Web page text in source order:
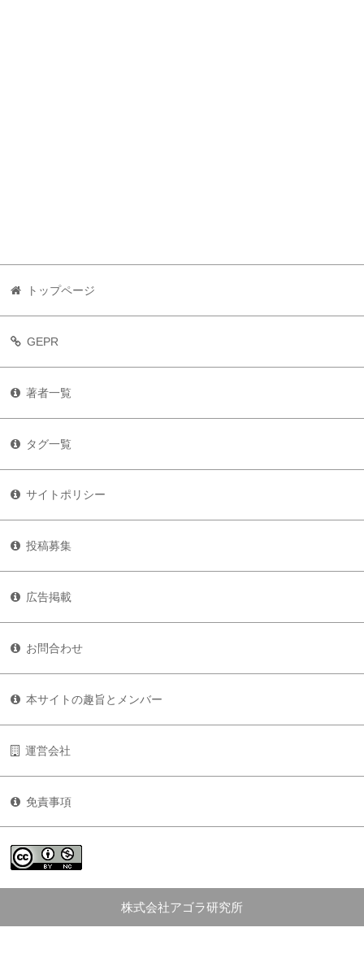
トップページ
GEPR
著者一覧
タグ一覧
サイトポリシー
投稿募集
広告掲載
お問合わせ
本サイトの趣旨とメンバー
運営会社
免責事項
株式会社アゴラ研究所